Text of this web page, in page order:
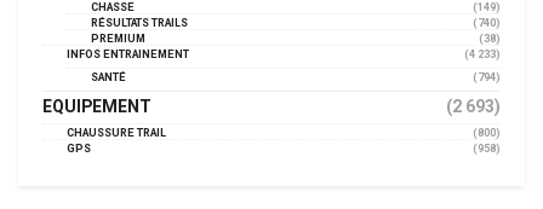
CHASSE
(149)
RÉSULTATS TRAILS
(740)
PREMIUM
(38)
INFOS ENTRAINEMENT
(4 233)
SANTÉ
(794)
EQUIPEMENT (2 693)
CHAUSSURE TRAIL
(800)
GPS
(958)